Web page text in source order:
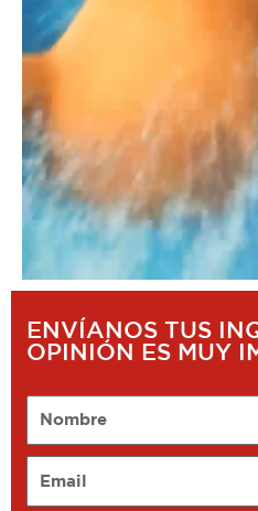
ENVÍANOS TUS
OPINIÓN ES MUY